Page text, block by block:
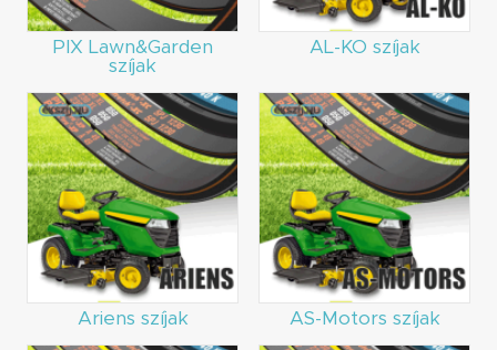
PIX Lawn&Garden
szíjak
AL-KO szíjak
Ariens szíjak AS-Motors szíjak